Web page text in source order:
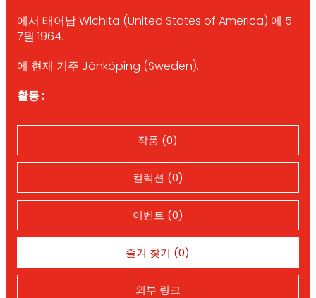
에서 태어남 Wichita (United States of America) 에 5
7월 1964.
에 현재 거주 Jönköping (Sweden).
활동 :
작품 (0)
컬렉션 (0)
이벤트 (0)
즐겨 찾기 (0)
외부 링크